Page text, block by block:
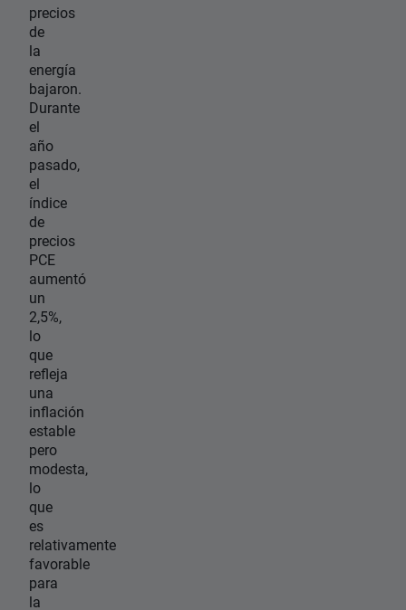
precios
de
la
energía
bajaron.
Durante
el
año
pasado,
el
índice
de
precios
PCE
aumentó
un
2,5%,
lo
que
refleja
una
inflación
estable
pero
modesta,
lo
que
es
relativamente
favorable
para
la